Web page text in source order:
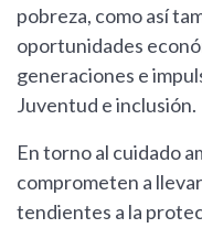
pobreza, como así
oportunidades
generaciones e
Juventud e inclusión.
En torno al cuidado
comprometen a
tendientes a la